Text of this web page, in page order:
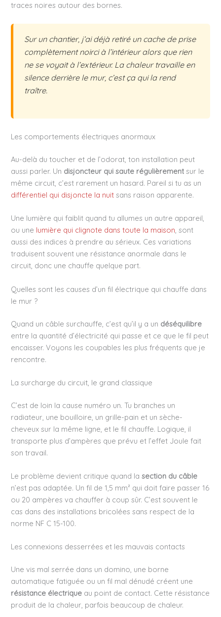
traces noires autour des bornes.
Sur un chantier, j’ai déjà retiré un cache de prise
complètement noirci à l’intérieur alors que rien
ne se voyait à l’extérieur. La chaleur travaille en
silence derrière le mur, c’est ça qui la rend
traître.
Les comportements électriques anormaux
Au-delà du toucher et de l’odorat, ton installation peut
aussi parler. Un disjoncteur qui saute régulièrement sur le
même circuit, c’est rarement un hasard. Pareil si tu as un
différentiel qui disjoncte la nuit sans raison apparente.
Une lumière qui faiblit quand tu allumes un autre appareil,
ou une lumière qui clignote dans toute la maison, sont
aussi des indices à prendre au sérieux. Ces variations
traduisent souvent une résistance anormale dans le
circuit, donc une chauffe quelque part.
Quelles sont les causes d’un fil électrique qui chauffe dans
le mur ?
Quand un câble surchauffe, c’est qu’il y a un déséquilibre
entre la quantité d’électricité qui passe et ce que le fil peut
encaisser. Voyons les coupables les plus fréquents que je
rencontre.
La surcharge du circuit, le grand classique
C’est de loin la cause numéro un. Tu branches un
radiateur, une bouilloire, un grille-pain et un sèche-
cheveux sur la même ligne, et le fil chauffe. Logique, il
transporte plus d’ampères que prévu et l’effet Joule fait
son travail.
Le problème devient critique quand lasection du câble
n’est pas adaptée. Un fil de 1,5 mm² qui doit faire passer 16
ou 20 ampères va chauffer à coup sûr. C’est souvent le
cas dans des installations bricolées sans respect de la
norme NF C 15-100.
Les connexions desserrées et les mauvais contacts
Une vis mal serrée dans un domino, une borne
automatique fatiguée ou un fil mal dénudé créent une
résistance électrique au point de contact. Cette résistance
produit de la chaleur, parfois beaucoup de chaleur.